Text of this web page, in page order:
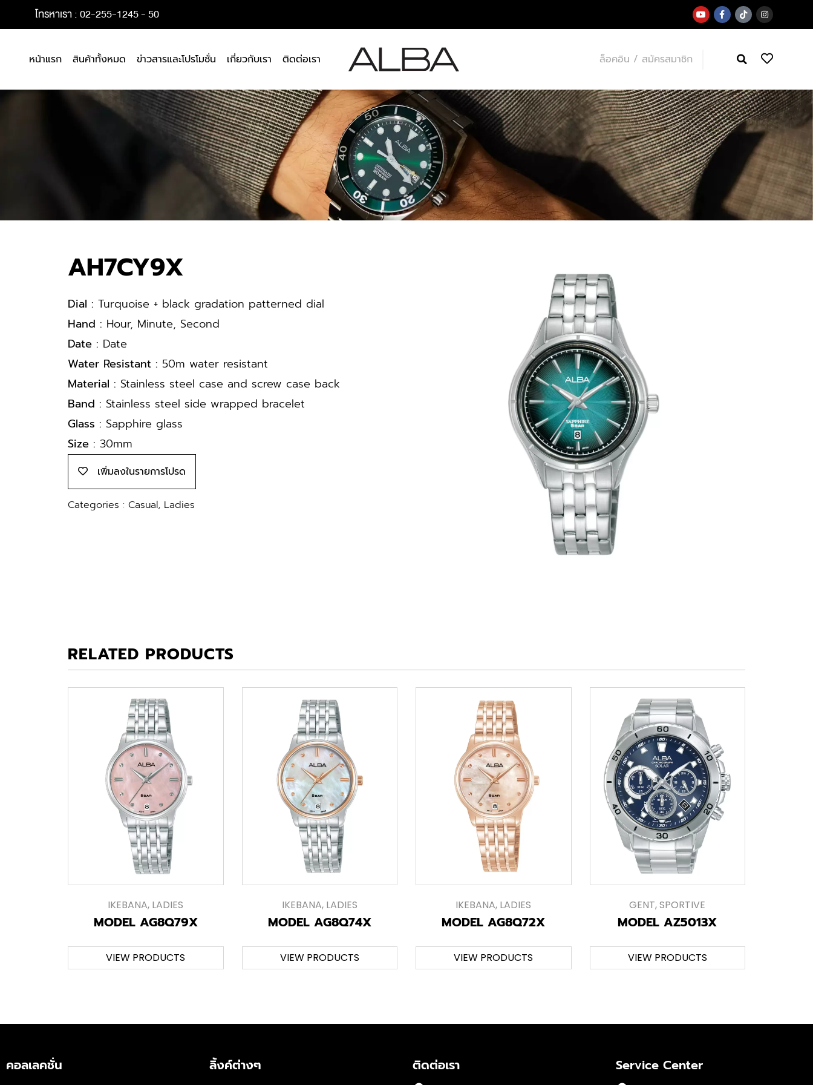
โทรหาเรา : 02-255-1245 - 50
หน้าแรก สินค้าทั้งหมด ข่าวสารและโปรโมชั่น เกี่ยวกับเรา ติดต่อเรา ล็อคอิน / สมัครสมาชิก
AH7CY9X
Dial : Turquoise + black gradation patterned dial
Hand : Hour, Minute, Second
Date : Date
Water Resistant : 50m water resistant
Material : Stainless steel case and screw case back
Band : Stainless steel side wrapped bracelet
Glass : Sapphire glass
Size : 30mm
เพิ่มลงในรายการโปรด
Categories : Casual, Ladies
RELATED PRODUCTS
IKEBANA, LADIES
MODEL AG8Q79X
VIEW PRODUCTS
IKEBANA, LADIES
MODEL AG8Q74X
VIEW PRODUCTS
IKEBANA, LADIES
MODEL AG8Q72X
VIEW PRODUCTS
GENT,SPORTIVE
MODEL AZ5013X
VIEW PRODUCTS
คอลเลคชั่น ลิ้งค์ต่างๆ ติดต่อเรา Service Center